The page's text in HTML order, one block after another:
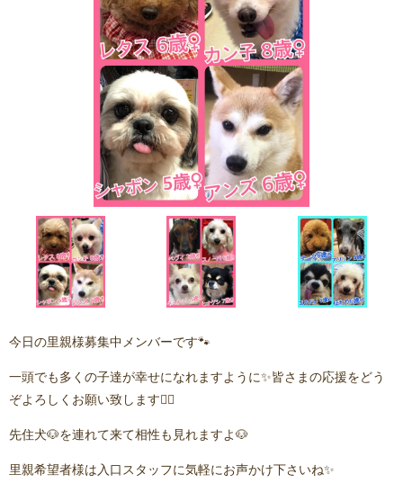
今日の里親様募集中メンバーです🐾
一頭でも多くの子達が幸せになれますように✨皆さまの応援をどう
ぞよろしくお願い致します🙇‍♂️
先住犬🐶を連れて来て相性も見れますよ🐶
里親希望者様は入口スタッフに気軽にお声かけ下さいね✨